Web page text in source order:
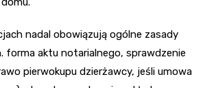
nadal obowiązują ogólne zasady
forma aktu notarialnego, sprawdzenie
pierwokupu dzierżawcy, jeśli umowa